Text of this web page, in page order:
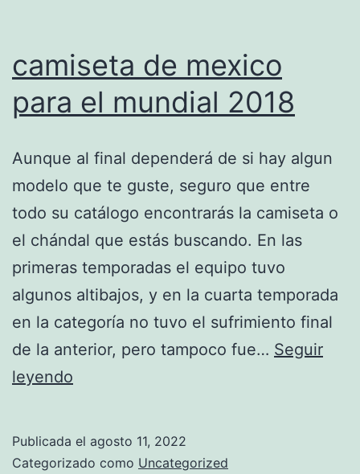
camiseta de mexico
para el mundial 2018
Aunque al final dependerá de si hay algun
modelo que te guste, seguro que entre
todo su catálogo encontrarás la camiseta o
el chándal que estás buscando. En las
primeras temporadas el equipo tuvo
algunos altibajos, y en la cuarta temporada
en la categoría no tuvo el sufrimiento final
de la anterior, pero tampoco fue… Seguir
leyendo
para
Publicada el agosto 11, 2022
Categorizado como Uncategorized